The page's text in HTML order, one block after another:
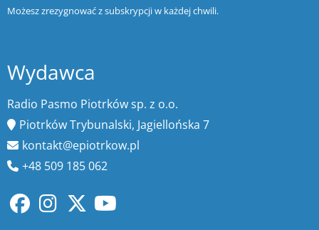
Możesz zrezygnować z subskrypcji w każdej chwili.
Wydawca
Radio Pasmo Piotrków sp. z o.o.
Piotrków Trybunalski, Jagiellońska 7
kontakt@epiotrkow.pl
+48 509 185 062